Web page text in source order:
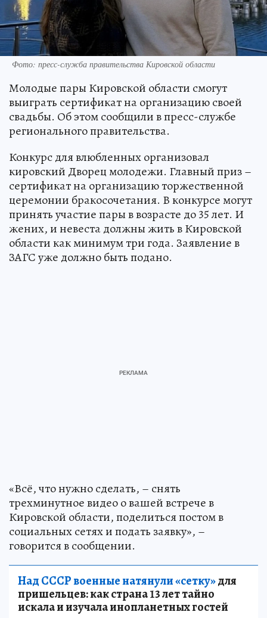
Фото: пресс-служба правительства Кировской области
Молодые пары Кировской области смогут
выиграть сертификат на организацию своей
свадьбы. Об этом сообщили в пресс-службе
регионального правительства.
Конкурс для влюбленных организовал
кировский Дворец молодежи. Главный приз –
сертификат на организацию торжественной
церемонии бракосочетания. В конкурсе могут
принять участие пары в возрасте до 35 лет. И
жених, и невеста должны жить в Кировской
области как минимум три года. Заявление в
ЗАГС уже должно быть подано.
«Всё, что нужно сделать, – снять
трехминутное видео о вашей встрече в
Кировской области, поделиться постом в
социальных сетях и подать заявку», –
говорится в сообщении.
Над СССР военные натянули «сетку»для
пришельцев: как страна 13 лет тайно
искала и изучала инопланетных гостей